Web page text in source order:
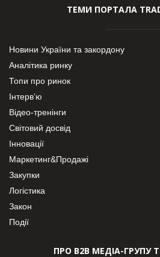
ТЕМИ ПОРТАЛА
Новини України та закордону
Аналітика ринку
Топи про ринок
Інтерв’ю
Відео-тренінги
Світовий досвід
Інновації
Маркетинг&Продажі
Закупки
Логістика
Закон
Події
ПРО В2В МЕДІА-ГРУПУ